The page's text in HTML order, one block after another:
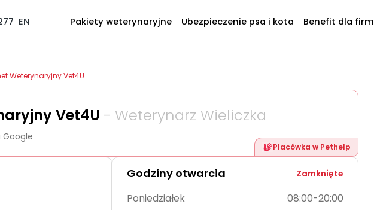
EN Pakiety weterynaryjne Ubezpieczenie psa i kota Benefit dla firm
Weterynaryjny Vet4U
Vet4U - Weterynarz Wieliczka
Google
Placówka w Pethelp
Godziny otwarcia Zamknięte
Poniedziałek
08:00-20:00